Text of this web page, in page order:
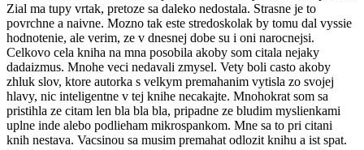
Zial ma tupy vrtak, pretoze sa daleko nedostala. Strasne je to
povrchne a naivne. Mozno tak este stredoskolak by tomu dal vyssie
hodnotenie, ale verim, ze v dnesnej dobe su i oni narocnejsi.
Celkovo cela kniha na mna posobila akoby som citala nejaky
dadaizmus. Mnohe veci nedavali zmysel. Vety boli casto akoby
zhluk slov, ktore autorka s velkym premahanim vytisla zo svojej
hlavy, nic inteligentne v tej knihe necakajte. Mnohokrat som sa
pristihla ze citam len bla bla bla, pripadne ze bludim myslienkami
uplne inde alebo podlieham mikrospankom. Mne sa to pri citani
knih nestava. Vacsinou sa musim premahat odlozit knihu a ist spat.